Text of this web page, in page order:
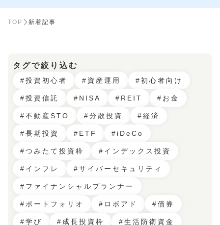
TOP 新着記事
タグで絞り込む
#投資初心者 #資産運用 #初心者向け
#投資信託 #NISA #REIT #お金
#不動産STO #分散投資 #経済
#長期投資 #ETF #iDeCo
#つみたて投資枠 #インデックス投資
#インフレ #サイバーセキュリティ
#ファイナンシャルプランナー
#ポートフォリオ #ロボアド #債券
#学び #成長投資枠 #生活防衛資金